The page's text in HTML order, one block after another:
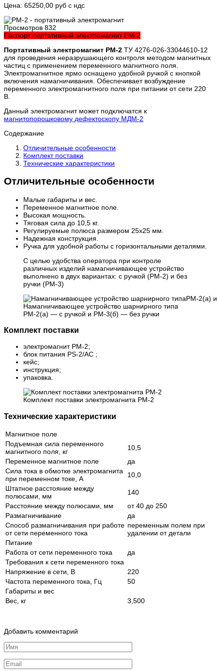
Цена: 65250,00 руб с ндс
Просмотров 832
Паспорт портативный электромагнит PM-2
Портативный электромагнит PM-2 ТУ 4276-026-33044610-12
для проведения неразрушающего контроля методом магнитных
частиц с применением переменного магнитного поля.
Электромагнитное ярмо оснащено удобной ручкой с кнопкой
включения намагничивания. Обеспечивает возбуждение
переменного электромагнитного поля при питании от сети 220
В.
Данный электромагнит может подключатся к
магнитопорошковому дефектоскопу МДМ-2
Содержание
Отличительные особенности
Комплект поставки
Технические характеристики
Отличительные особенности
Малые габариты и вес.
Переменное магнитное поле.
Высокая мощность.
Тяговая сила до 10,5 кг.
Регулируемые полюса размером 25х25 мм.
Надежная конструкция.
Ручка для удобной работы с горизонтальными деталями.
С целью удобства оператора при контроле
различных изделий намагничивающее устройство
выполнено в двух вариантах: с ручкой (РМ-2) и без
ручки (РМ-3)
Намагничивающее устройство шарнирного типа
РМ-2(а) — с ручкой и РМ-3(б) — без ручки
Комплект поставки
электромагнит PМ-2;
блок питания PS-2/AC ;
кейс;
инструкция;
упаковка.
Комплект поставки электромагнита PМ-2
Технические характеристики
Магнитное поле
Подъемная сила переменного
магнитного поля, кг
10,5
Переменное магнитное поле
да
Сила тока в обмотке электромагнита
при переменном токе, А
10,0
Штатное расстояние между
полюсами, мм
140
Расстояние между полюсами, мм
от 40 до 250
Размагничивание
да
Способ размагничивания при работе
от сети переменного тока
переменным полем при
удалении от детали
Питание
Работа от сети переменного тока
да
Требования к сети переменного тока
Напряжение в сети, В
220
Частота переменного тока, Гц
50
Габариты и вес
Вес, кг
3,500
Добавить комментарий
Имя
*
Email